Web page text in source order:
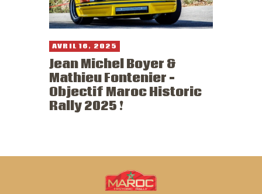
AVRIL 16, 2025
Jean Michel Boyer &
Mathieu Fontenier –
Objectif Maroc Historic
Rally 2025 !